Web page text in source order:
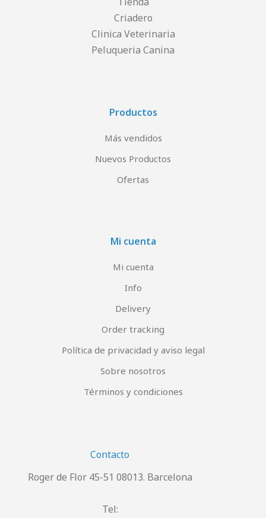
Criadero
Clinica Veterinaria
Peluqueria Canina
Productos
Más vendidos
Nuevos Productos
Ofertas
Mi cuenta
Mi cuenta
Info
Delivery
Order tracking
Política de privacidad y aviso legal
Sobre nosotros
Términos y condiciones
Contacto
Roger de Flor 45-51 08013. Barcelona
Tel: